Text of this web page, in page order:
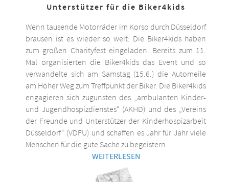
Unterstützer für die Biker4kids
Wenn tausende Motorräder im Korso durch Düsseldorf
brausen ist es wieder so weit: Die Biker4kids haben
zum großen Charityfest eingeladen. Bereits zum 11.
Mal organisierten die Biker4kids das Event und so
verwandelte sich am Samstag (15.6.) die Automeile
am Höher Weg zum Treffpunkt der Biker. Die Biker4kids
engagieren sich zugunsten des „ambulanten Kinder-
und Jugendhospizdienstes“ (AKHD) und des „Vereins
der Freunde und Unterstützer der Kinderhospizarbeit
Düsseldorf“ (VDFU) und schaffen es Jahr für Jahr viele
Menschen für die gute Sache zu begeistern.
WEITERLESEN